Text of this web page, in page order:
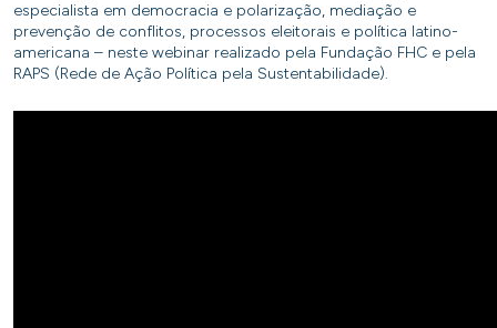
especialista em democracia e polarização, mediação e
prevenção de conflitos, processos eleitorais e política latino-
americana – neste webinar realizado pela Fundação FHC e pela
RAPS (Rede de Ação Política pela Sustentabilidade).